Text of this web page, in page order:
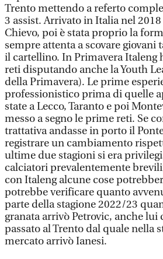
Trento mettendo a referto
3 assist. Arrivato in Italia nel
Chievo, poi è stata proprio la
sempre attenta a scovare giovani
il cartellino. In Primavera Italeng
reti disputando anche la Youth
della Primavera). Le prime
professionistico prima di quelle
state a Lecco, Taranto e poi
messo a segno le prime reti. Se
trattativa andasse in porto il
registrare un cambiamento
ultime due stagioni si era
calciatori prevalentemente
con Italeng alcune cose
potrebbe verificare quanto
parte della stagione 2022/23
granata arrivò Petrovic, anche lui
passato al Trento dal quale nella
mercato arrivò Ianesi.